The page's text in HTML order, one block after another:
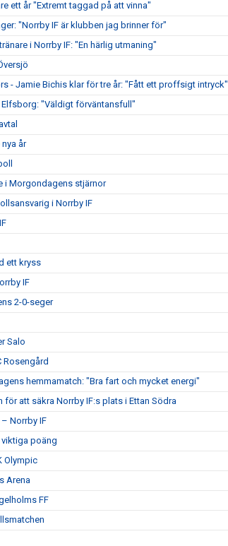
ett år "Extremt taggad på att vinna"
"Norrby IF är klubben jag brinner för"
i Norrby IF: "En härlig utmaning"
- Jamie Bichis klar för tre år: "Fått ett proffsigt intryck"
"Väldigt förväntansfull"
år
i Morgondagens stjärnor
i Norrby IF
ett kryss
IF
2-0-seger
Salo
Rosengård
hemmamatch: "Bra fart och mycket energi"
för att säkra Norrby IF:s plats i Ettan Södra
Norrby IF
poäng
Olympic
Arena
FF